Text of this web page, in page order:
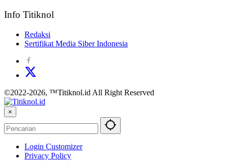
Info Titiknol
Redaksi
Sertifikat Media Siber Indonesia
©2022-2026, ™Titiknol.id All Right Reserved
×
Login Customizer
Privacy Policy